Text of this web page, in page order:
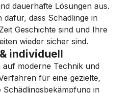
dauerhafte Lösungen aus.
dafür, dass Schädlinge in
Geschichte sind und Ihre
wieder sicher sind.
individuell
auf moderne Technik und
für eine gezielte,
Schädlingsbekämpfung in